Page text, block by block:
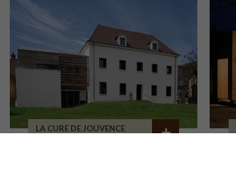
LA CURE DE JOUVENCE